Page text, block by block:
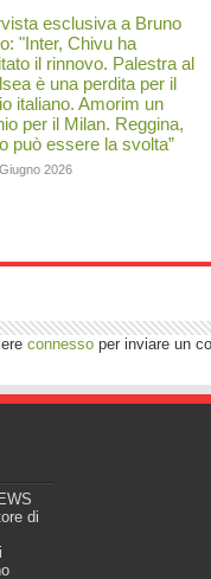
esclusiva a Bruno
"Inter, Chivu ha
il rinnovo. Palestra al
è una perdita per il
italiano. Amorim un
per il Milan. Reggina,
può essere la svolta”
2026
connessoper inviare un
di